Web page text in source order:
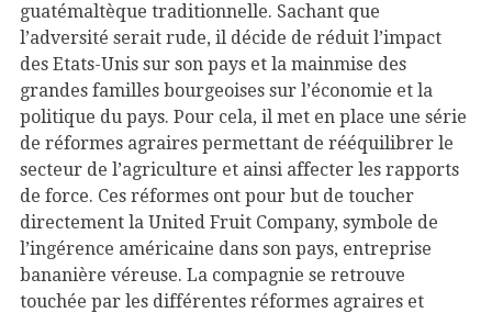
guatémaltèque traditionnelle. Sachant que
l’adversité serait rude, il décide de réduit l’impact
des Etats-Unis sur son pays et la mainmise des
grandes familles bourgeoises sur l’économie et la
politique du pays. Pour cela, il met en place une série
de réformes agraires permettant de rééquilibrer le
secteur de l’agriculture et ainsi affecter les rapports
de force. Ces réformes ont pour but de toucher
directement la United Fruit Company, symbole de
l’ingérence américaine dans son pays, entreprise
bananière véreuse. La compagnie se retrouve
touchée par les différentes réformes agraires et